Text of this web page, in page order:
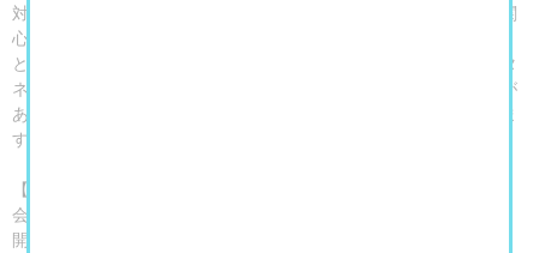
対する真摯な眼差し、そして何よりも、光と自然に対する貪欲な関
心——作品に目を凝らせば、「モティーフを高らかに歌わせよ！」
と弟子たちに説いたフォンタネージの姿が見えてきます。フォンタ
ネージを全く知らない人にとってはもちろん、名前を聞いたことが
ある人にとっても新しい。そんな風景画の旅が、いま、幕を開けま
す。
【開催概要】
会期：2026年7月18日（土）～10月4日（日）
開館時間：10：00～18：00 （金曜日は20：00まで開館）